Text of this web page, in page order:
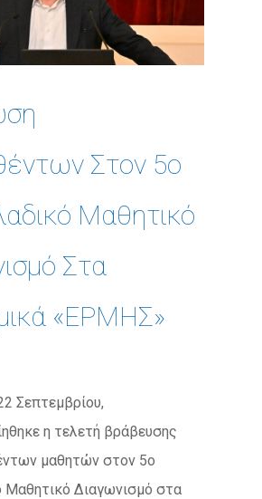
Στον 5ο
Μαθητικό
Στα
«ΕΡΜΗΣ»
Σεπτεμβρίου,
η τελετή βράβευσης
μαθητών στον 5ο
Μαθητικό Διαγωνισμό στα